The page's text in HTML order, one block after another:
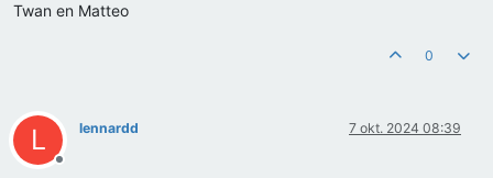
Twan en Matteo
0
L
Offline
lennardd 7 okt. 2024 08:39